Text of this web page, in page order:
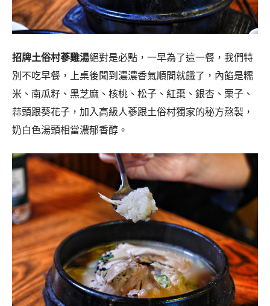
招牌土俗村蔘雞湯絕對是必點，一早為了這一餐，我們特
別不吃早餐，上桌後聞到濃濃香氣順間就餓了，內餡是糯
米、南瓜籽、黑芝麻、核桃、松子、紅棗、銀杏、栗子、
蒜頭跟葵花子，加入高級人蔘跟土俗村獨家的秘方熬製，
奶白色湯頭相當濃郁香醇。